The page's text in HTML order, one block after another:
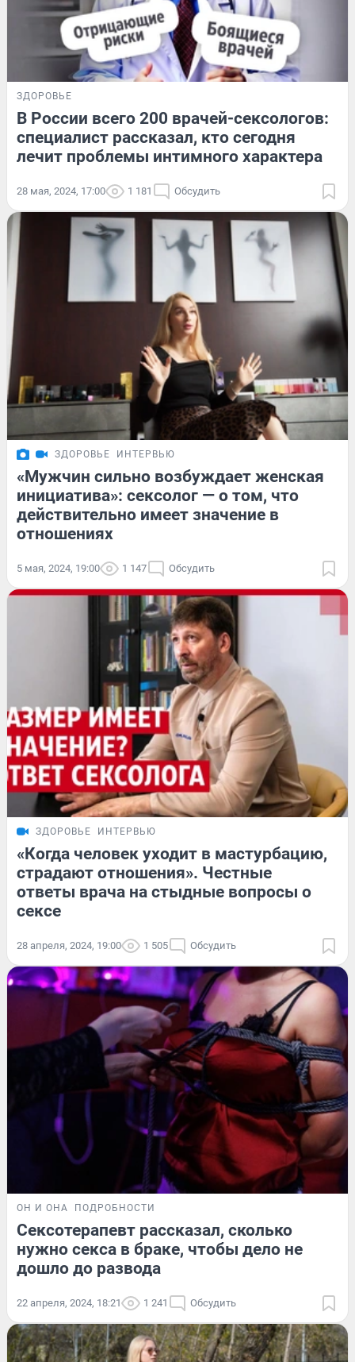
ЗДОРОВЬЕ
В России всего 200 врачей-сексологов:
специалист рассказал, кто сегодня
лечит проблемы интимного характера
28 мая, 2024, 17:00 1 181 Обсудить
ЗДОРОВЬЕ ИНТЕРВЬЮ
«Мужчин сильно возбуждает женская
инициатива»: сексолог — о том, что
действительно имеет значение в
отношениях
5 мая, 2024, 19:00 1 147 Обсудить
ЗДОРОВЬЕ ИНТЕРВЬЮ
«Когда человек уходит в мастурбацию,
страдают отношения». Честные
ответы врача на стыдные вопросы о
сексе
28 апреля, 2024, 19:00 1 505 Обсудить
ОН И ОНА ПОДРОБНОСТИ
Сексотерапевт рассказал, сколько
нужно секса в браке, чтобы дело не
дошло до развода
22 апреля, 2024, 18:21 1 241 Обсудить